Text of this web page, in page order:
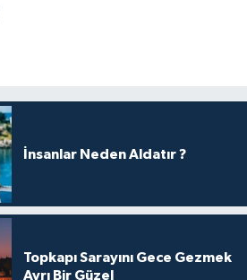
İnsanlar Neden Aldatır ?
Topkapı Sarayını Gece Gezmek
Ayrı Bir Güzel